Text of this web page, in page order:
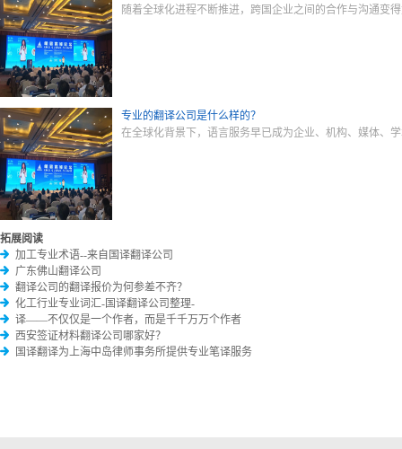
随着全球化进程不断推进，跨国企业之间的合作与沟通变
专业的翻译公司是什么样的？
在全球化背景下，语言服务早已成为企业、机构、媒体、
拓展阅读
加工专业术语--来自国译翻译公司
广东佛山翻译公司
翻译公司的翻译报价为何参差不齐？
化工行业专业词汇-国译翻译公司整理-
译——不仅仅是一个作者，而是千千万万个作者
西安签证材料翻译公司哪家好？
国译翻译为上海中岛律师事务所提供专业笔译服务